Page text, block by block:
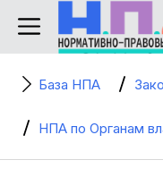
База НПА
НПА по Органам